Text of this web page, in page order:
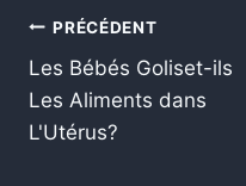
PRÉCÉDENT
Les Bébés Goliset-ils
Les Aliments dans
L'Utérus?